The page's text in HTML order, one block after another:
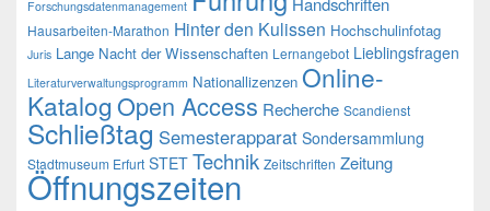
Forschungsdatenmanagement
Hausarbeiten-Marathon Hinter den Kulissen Hochschulinfotag
Juris Lange Nacht der Wissenschaften Lernangebot Lieblingsfragen
Literaturverwaltungsprogramm Nationallizenzen Online-
KatalogOpen Access Recherche Scandienst
Schließtag Semesterapparat Sondersammlung
Stadtmuseum Erfurt STET Technik Zeitschriften Zeitung
Öffnungszeiten